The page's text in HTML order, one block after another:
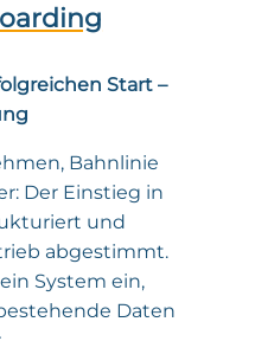
Start –
Bahnlinie
Der Einstieg in
und
abgestimmt.
System ein,
Daten